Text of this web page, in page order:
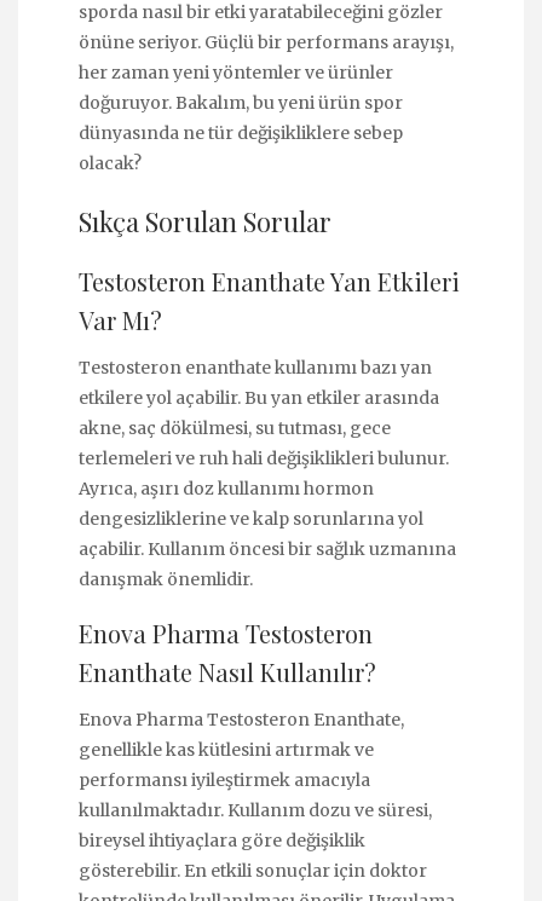
sporda nasıl bir etki yaratabileceğini gözler
önüne seriyor. Güçlü bir performans arayışı,
her zaman yeni yöntemler ve ürünler
doğuruyor. Bakalım, bu yeni ürün spor
dünyasında ne tür değişikliklere sebep
olacak?
Sıkça Sorulan Sorular
Testosteron Enanthate Yan Etkileri
Var Mı?
Testosteron enanthate kullanımı bazı yan
etkilere yol açabilir. Bu yan etkiler arasında
akne, saç dökülmesi, su tutması, gece
terlemeleri ve ruh hali değişiklikleri bulunur.
Ayrıca, aşırı doz kullanımı hormon
dengesizliklerine ve kalp sorunlarına yol
açabilir. Kullanım öncesi bir sağlık uzmanına
danışmak önemlidir.
Enova Pharma Testosteron
Enanthate Nasıl Kullanılır?
Enova Pharma Testosteron Enanthate,
genellikle kas kütlesini artırmak ve
performansı iyileştirmek amacıyla
kullanılmaktadır. Kullanım dozu ve süresi,
bireysel ihtiyaçlara göre değişiklik
gösterebilir. En etkili sonuçlar için doktor